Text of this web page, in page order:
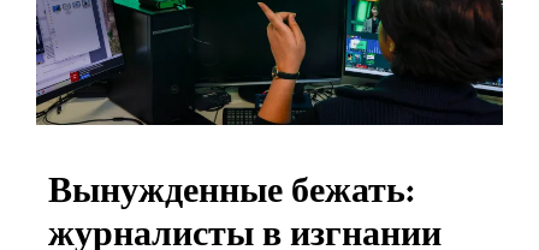
Вынужденные бежать:
журналисты в изгнании